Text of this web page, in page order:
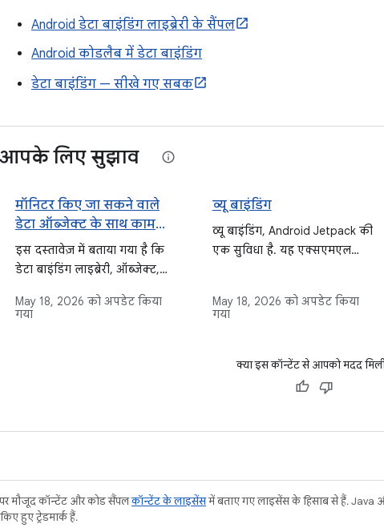
Android डेटा बाइंडिंग लाइब्रेरी के सैंपल
Android कोडलैब में डेटा बाइंडिंग
डेटा बाइंडिंग — सीखे गए सबक
आपके लिए सुझाव
मॉनिटर किए जा सकने वाले
डेटा ऑब्जेक्ट के साथ काम
करना
इस दस्तावेज़ में बताया गया है कि
डेटा बाइंडिंग लाइब्रेरी, ऑब्जेक्ट,
ऑब्ज़र्वेबल बनाती है. इससे डेटा में
में भी बताया गया है.
May 18, 2026 को अपडेट किया
गया
व्यू बाइंडिंग
व्यू बाइंडिंग, Android Jetpack की
एक सुविधा है. यह एक्सएमएल
(यूआई) एलिमेंट के साथ इंटरैक्ट
सीधे और टाइप-सेफ़ रेफ़रंस उपलब्ध
कराती है. इससे findViewById को
May 18, 2026 को अपडेट किया
गया
क्या इस कॉन्टेंट से आपको मदद
मौजूद कॉन्टेंट और कोड सैंपलकॉन्टेंट के लाइसेंसमें बताए गए लाइसेंस के हिसाब से हैं. Java
हुए ट्रेडमार्क हैं.